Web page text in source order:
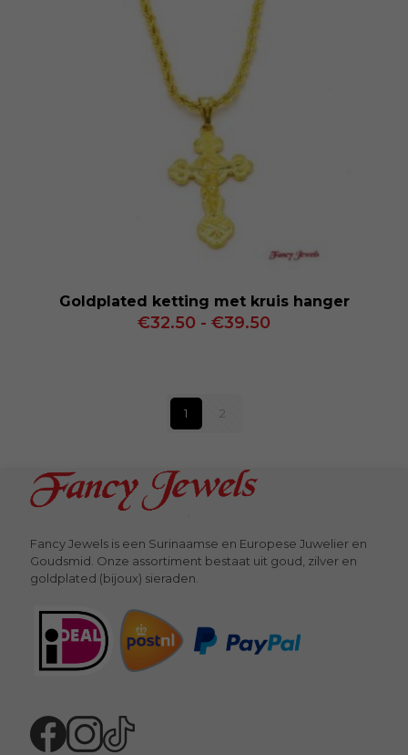
Goldplated ketting met kruis hanger
€32.50 - €39.50
1 2
Fancy Jewels is een Surinaamse en Europese Juwelier en
Goudsmid. Onze assortiment bestaat uit goud, zilver en
goldplated (bijoux) sieraden.